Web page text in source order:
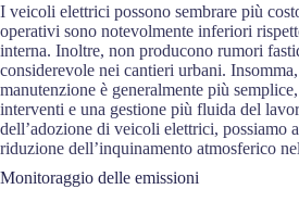
I veicoli elettrici possono sembrare più
operativi sono notevolmente inferiori
interna. Inoltre, non producono rumori
considerevole nei cantieri urbani.
manutenzione è generalmente più
interventi e una gestione più fluida del
dell’adozione di veicoli elettrici, possiamo
riduzione dell’inquinamento atmosferico
Monitoraggio delle emissioni